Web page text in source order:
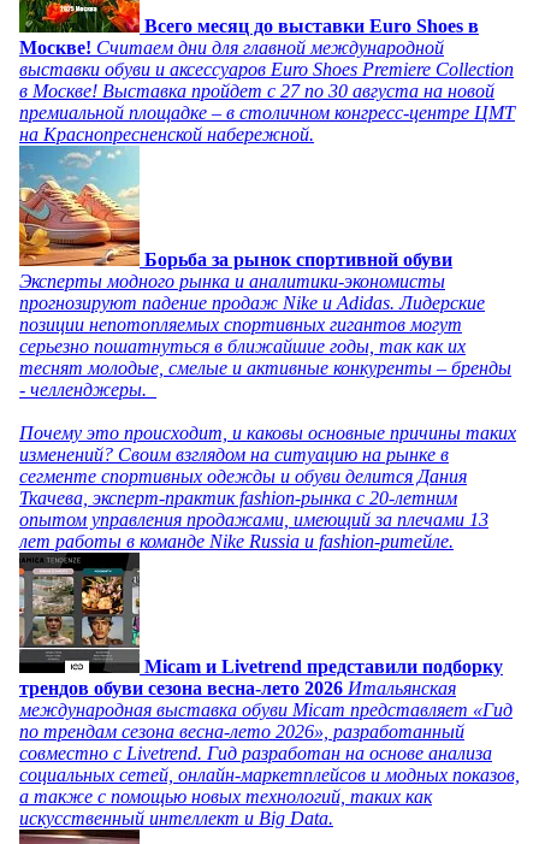
Всего месяц до выставки Euro Shoes в
Москве! Считаем дни для главной международной
выставки обуви и аксессуаров Euro Shoes Premiere Collection
в Москве! Выставка пройдет с 27 по 30 августа на новой
премиальной площадке – в столичном конгресс-центре ЦМТ
на Краснопресненской набережной.
Борьба за рынок спортивной обуви
Эксперты модного рынка и аналитики-экономисты
прогнозируют падение продаж Nike и Adidas. Лидерские
позиции непотопляемых спортивных гигантов могут
серьезно пошатнуться в ближайшие годы, так как их
теснят молодые, смелые и активные конкуренты – бренды
- челленджеры.
Почему это происходит, и каковы основные причины таких
изменений? Своим взглядом на ситуацию на рынке в
сегменте спортивных одежды и обуви делится Дания
Ткачева, эксперт-практик fashion-рынка с 20-летним
опытом управления продажами, имеющий за плечами 13
лет работы в команде Nike Russia и fashion-ритейле.
Micam и Livetrend представили подборку
трендов обуви сезона весна-лето 2026 Итальянская
международная выставка обуви Micam представляет «Гид
по трендам сезона весна-лето 2026», разработанный
совместно с Livetrend. Гид разработан на основе анализа
социальных сетей, онлайн-маркетплейсов и модных показов,
а также с помощью новых технологий, таких как
искусственный интеллект и Big Data.